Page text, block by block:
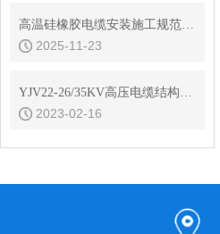
高温硅橡胶电缆安装施工规范与技巧
2025-11-23
YJV22-26/35KV高压电缆结构参数
2023-02-16